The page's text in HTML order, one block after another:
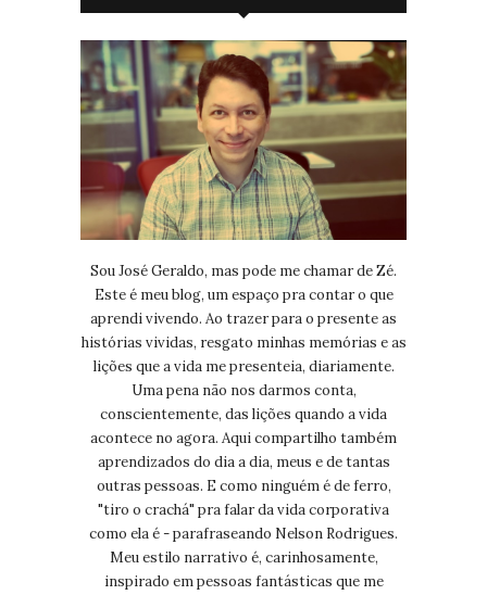
Sou José Geraldo, mas pode me chamar de Zé.
Este é meu blog, um espaço pra contar o que
aprendi vivendo. Ao trazer para o presente as
histórias vividas, resgato minhas memórias e as
lições que a vida me presenteia, diariamente.
Uma pena não nos darmos conta,
conscientemente, das lições quando a vida
acontece no agora. Aqui compartilho também
aprendizados do dia a dia, meus e de tantas
outras pessoas. E como ninguém é de ferro,
"tiro o crachá" pra falar da vida corporativa
como ela é - parafraseando Nelson Rodrigues.
Meu estilo narrativo é, carinhosamente,
inspirado em pessoas fantásticas que me